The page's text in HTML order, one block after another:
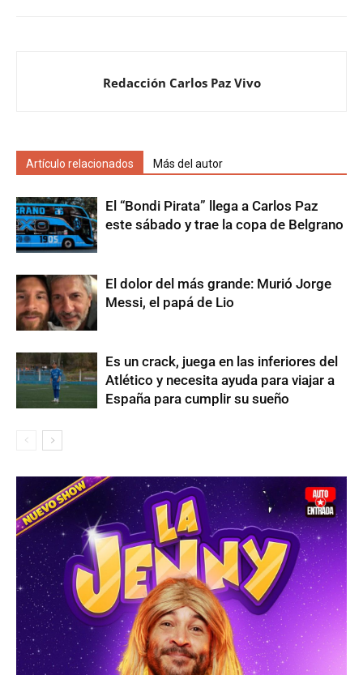
Redacción Carlos Paz Vivo
Artículo relacionados Más del autor
El “Bondi Pirata” llega a Carlos Paz
este sábado y trae la copa de Belgrano
El dolor del más grande: Murió Jorge
Messi, el papá de Lio
Es un crack, juega en las inferiores del
Atlético y necesita ayuda para viajar a
España para cumplir su sueño